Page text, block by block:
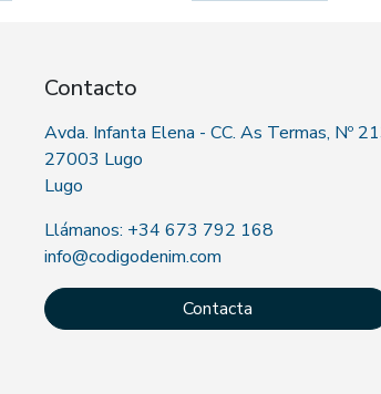
Contacto
Avda. Infanta Elena - CC. As Termas, Nº
27003 Lugo
Lugo
Llámanos: +34 673 792 168
info@codigodenim.com
Contacta